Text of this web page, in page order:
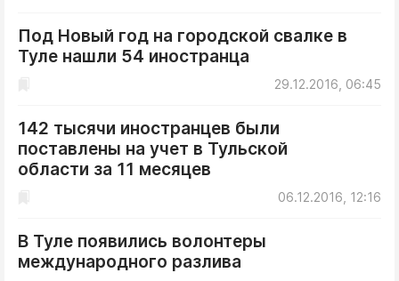
Под Новый год на городской свалке в
Туле нашли 54 иностранца
29.12.2016, 06:45
142 тысячи иностранцев были
поставлены на учет в Тульской
области за 11 месяцев
06.12.2016, 12:16
В Туле появились волонтеры
международного разлива